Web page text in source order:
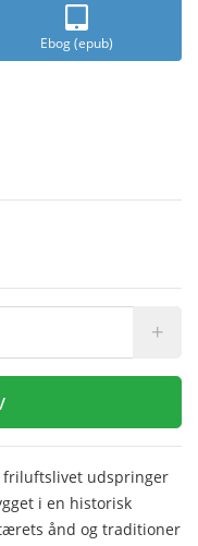
Ebog (epub)
+
friluftslivet udspringer
i en historisk
ånd og traditioner